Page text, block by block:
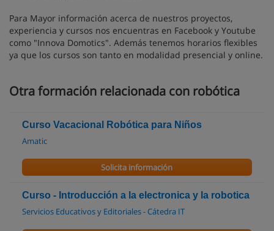
Para Mayor información acerca de nuestros proyectos,
experiencia y cursos nos encuentras en Facebook y Youtube
como "Innova Domotics". Además tenemos horarios flexibles
ya que los cursos son tanto en modalidad presencial y online.
Otra formación relacionada con robótica
Curso Vacacional Robótica para Niños
Amatic
Solicita información
Curso - Introducción a la electronica y la robotica
Servicios Educativos y Editoriales - Cátedra IT